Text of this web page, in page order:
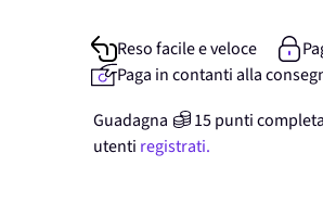
Reso facile e veloce
Paga in contanti alla
Guadagna
15punti
utenti registrati.